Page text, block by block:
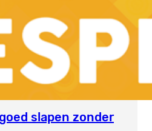
slapen zonder